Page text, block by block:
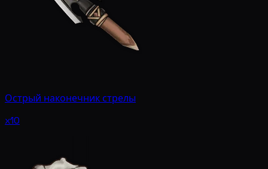
Острый наконечник стрелы
x10